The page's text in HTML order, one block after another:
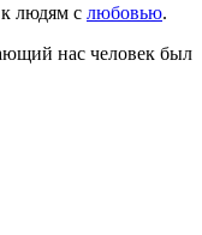
людям с любовью.
нас человек был